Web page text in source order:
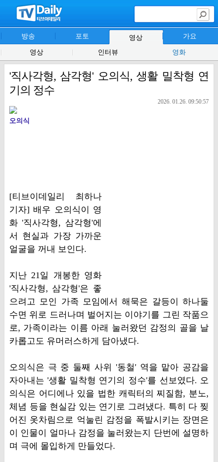
방송 포토 영상 가요
영상 인터뷰 영화
'직사각형, 삼각형' 오의식, 생활 밀착형 연
기의 정수
2026. 01.26. 09:50:57
오의식
[티브이데일리 최하나
기자] 배우 오의식이 영
화 '직사각형, 삼각형'에
서 현실과 가장 가까운
얼굴을 꺼내 보인다.
지난 21일 개봉한 영화
'직사각형, 삼각형'은 좋
으려고 모인 가족 모임에서 해묵은 갈등이 하나둘
수면 위로 드러나며 벌어지는 이야기를 그린 작품으
로, 가족이라는 이름 아래 눌러왔던 감정의 골을 날
카롭고도 유머러스하게 담아냈다.
오의식은 극 중 둘째 사위 '동철' 역을 맡아 공감을
자아내는 '생활 밀착형 연기의 정수'를 선보였다. 오
의식은 어디에나 있을 법한 캐릭터의 찌질함, 분노,
체념 등을 현실감 있는 연기로 그려냈다. 특히 다 찢
어진 옷차림으로 억눌린 감정을 폭발시키는 장면은
이 인물이 얼마나 감정을 눌러왔는지 단번에 설명하
며 극에 몰입하게 만들었다.